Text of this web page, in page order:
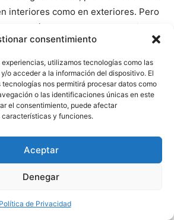
consentimiento
utilizamos tecnologías como las
o acceder a la información del dispositivo. El
nos permitirá procesar datos como
o las identificaciones únicas en este
el consentimiento, puede afectar
y funciones.
Aceptar
Denegar
Política de Privacidad
interiores como en exteriores. Pero
¡Esta cámara graba en la oscuridad!
durante la noche, ya que
cada detalle, incluso en
luz.
sobre nuestra cámara de
con otras opciones?
de análisis comparativo y
necesitas saber para tomar la mejor
más para proteger lo que más te
nuestro enlace